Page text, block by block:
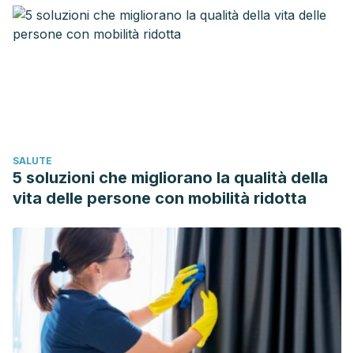
for Eurytemora affinis (Calanoida, Copepoda). Rosstocker
Meeresbiologische beitrage. 7. 91-110.
SALUTE
5 soluzioni che migliorano la qualità della
vita delle persone con mobilità ridotta